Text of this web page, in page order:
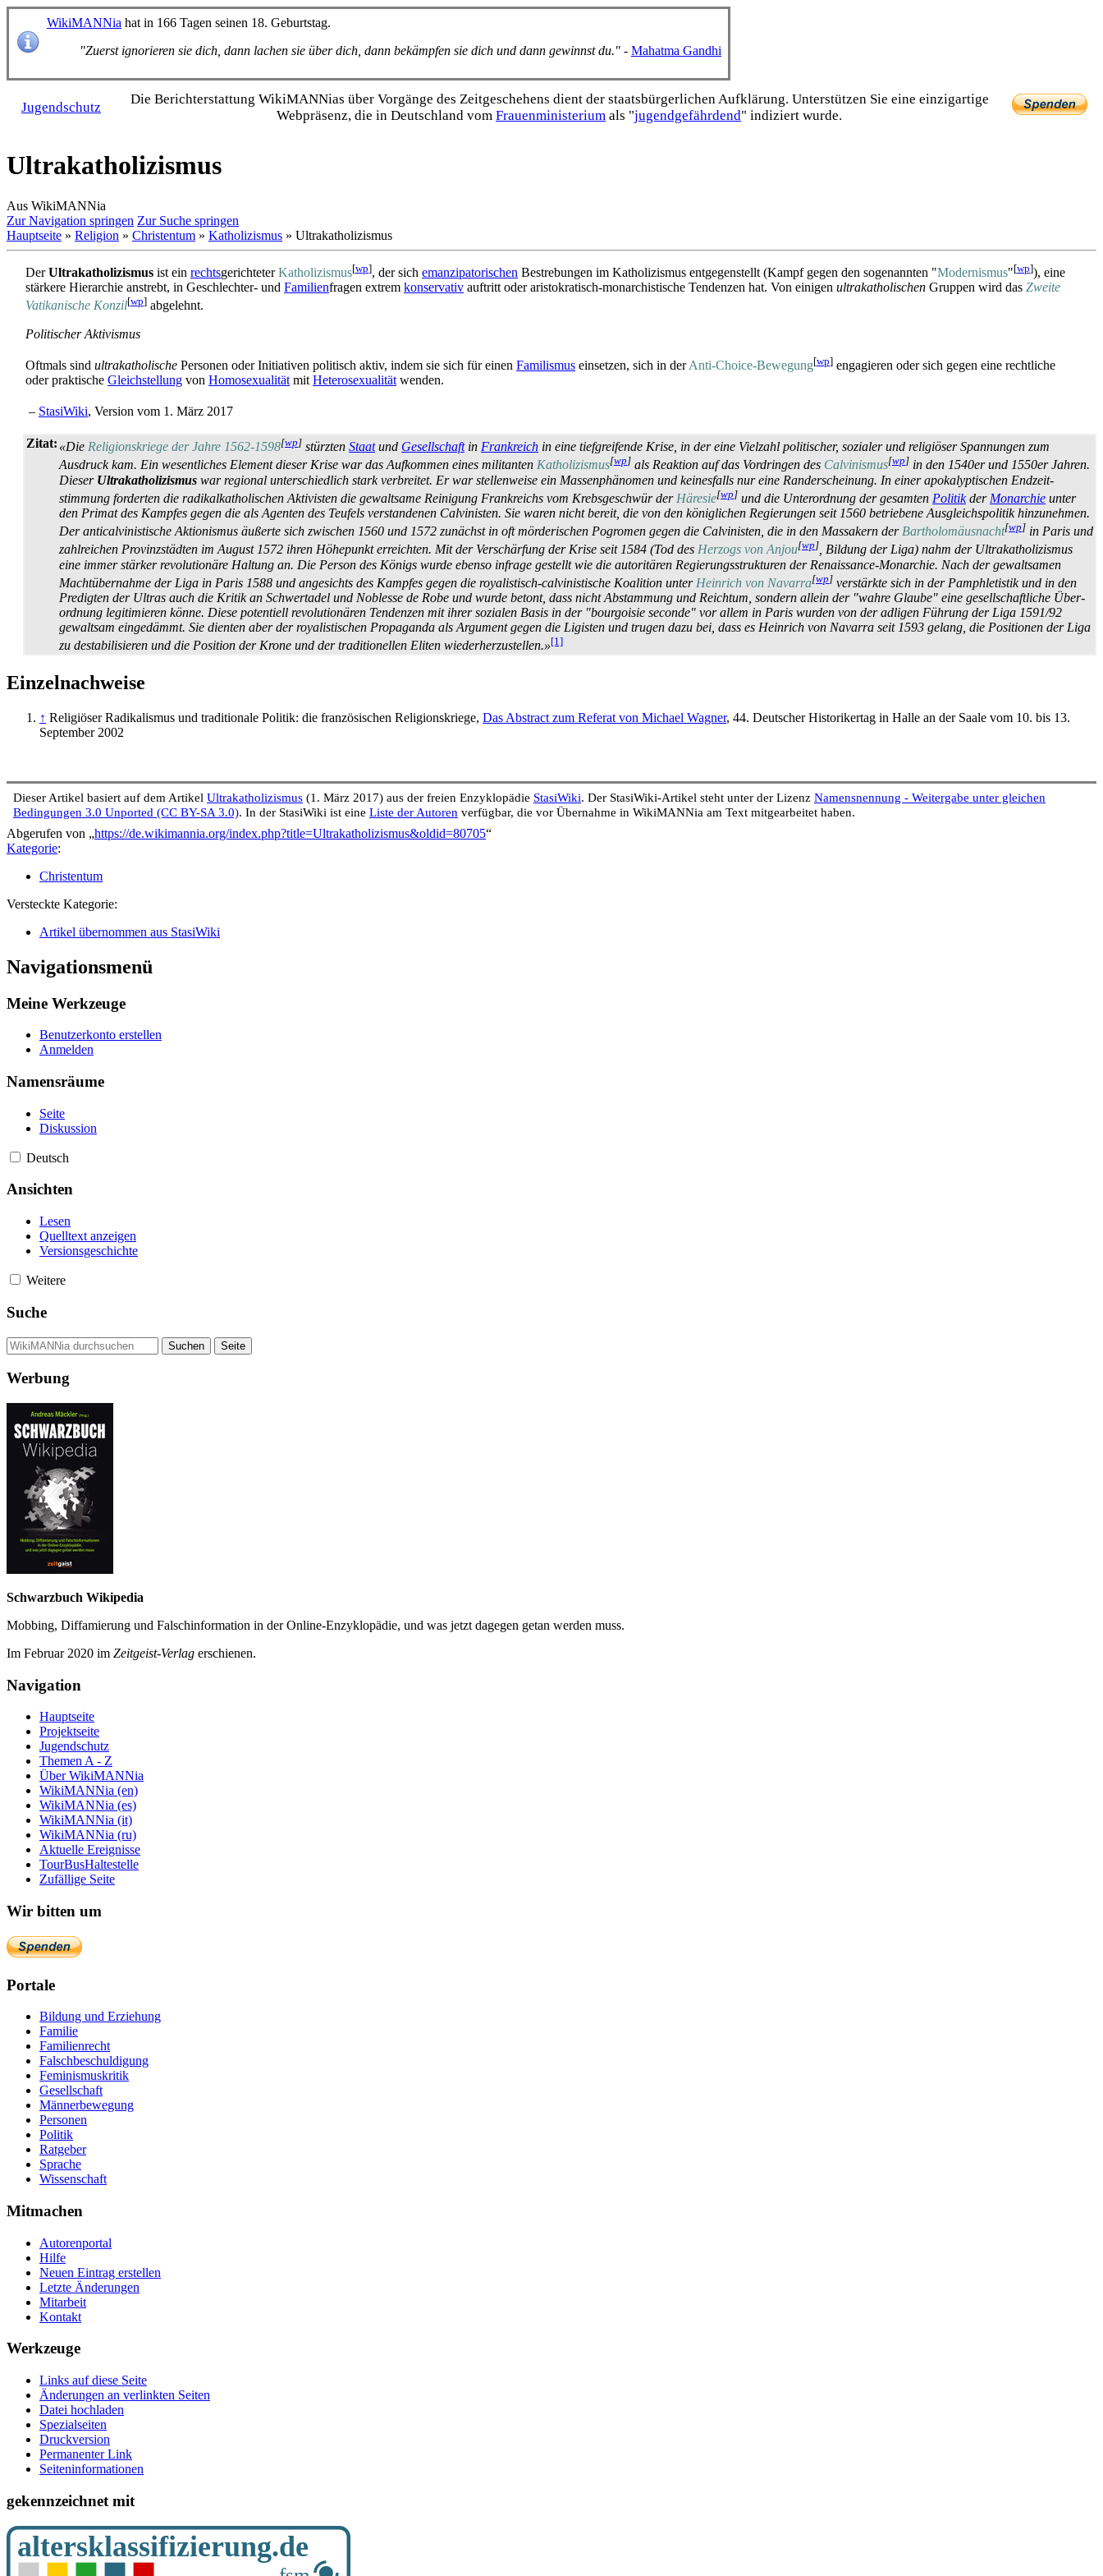
WikiMANNia hat in 166 Tagen seinen 18. Geburtstag.
"Zuerst ignorieren sie dich, dann lachen sie über dich, dann bekämpfen sie dich und dann gewinnst du." - Mahatma Gandhi
Jugendschutz
Die Bericht­erstattung WikiMANNias über Vorgänge des Zeitgeschehens dient der staats­bürgerlichen Aufklärung. Unterstützen Sie eine einzig­artige
Webpräsenz, die in Deutschland vom Frauen­ministerium als "jugend­gefährdend" indiziert wurde.
Ultrakatholizismus
Aus WikiMANNia
Zur Navigation springen Zur Suche springen
Hauptseite » Religion » Christentum » Katholizismus » Ultrakatholizismus
DerUltrakatholizismus ist ein rechts­gerichteterKatholizismus[wp], der sich emanzipatorischen Bestrebungen im Katholizismus entgegenstellt (Kampf gegen den sogenannten "Modernismus"[wp]), eine
stärkere Hierarchie anstrebt, in Geschlechter- und Familien­fragen extrem konservativ auftritt oder aristokratisch-monarchistische Tendenzen hat. Von einigen ultra­katholischen Gruppen wird das Zweite
Vatikanische Konzil[wp] abgelehnt.
Politischer Aktivismus
Oftmals sind ultrakatholische Personen oder Initiativen politisch aktiv, indem sie sich für einen Familismus einsetzen, sich in derAnti-Choice-Bewegung[wp] engagieren oder sich gegen eine rechtliche
oder praktische Gleichstellung von Homosexualität mit Heterosexualität wenden.
– StasiWiki, Version vom 1. März 2017
Zitat: «Die Religionskriege der Jahre 1562-1598[wp] stürzten Staatund Gesellschaftin Frankreich in eine tiefgreifende Krise, in der eine Vielzahl politischer, sozialer und religiöser Spannungen zum
Ausdruck kam. Ein wesentliches Element dieser Krise war das Aufkommen eines militanten Katholizismus[wp] als Reaktion auf das Vordringen des Calvinismus[wp] in den 1540er und 1550er Jahren.
Dieser Ultrakatholizismus war regional unterschiedlich stark verbreitet. Er war stellenweise ein Massen­phänomen und keinesfalls nur eine Rand­erscheinung. In einer apokalyptischen Endzeit­
stimmung forderten die radikal­katholischen Aktivisten die gewaltsame Reinigung Frankreichs vom Krebsgeschwür der Häresie[wp] und die Unterordnung der gesamten Politikder Monarchie unter
den Primat des Kampfes gegen die als Agenten des Teufels verstandenen Calvinisten. Sie waren nicht bereit, die von den königlichen Regierungen seit 1560 betriebene Ausgleichs­politik hinzunehmen.
Der anti­calvinistische Aktionismus äußerte sich zwischen 1560 und 1572 zunächst in oft mörderischen Pogromen gegen die Calvinisten, die in den Massakern der Bartholomäusnacht[wp] in Paris und
zahlreichen Provinz­städten im August 1572 ihren Höhepunkt erreichten. Mit der Verschärfung der Krise seit 1584 (Tod des Herzogs von Anjou[wp], Bildung der Liga) nahm der Ultra­katholizismus
eine immer stärker revolutionäre Haltung an. Die Person des Königs wurde ebenso infrage gestellt wie die autoritären Regierungs­strukturen der Renaissance-Monarchie. Nach der gewaltsamen
Macht­übernahme der Liga in Paris 1588 und angesichts des Kampfes gegen die royalistisch-calvinistische Koalition unter Heinrich von Navarra[wp] verstärkte sich in der Pamphletistik und in den
Predigten der Ultras auch die Kritik an Schwertadel und Noblesse de Robe und wurde betont, dass nicht Abstammung und Reichtum, sondern allein der "wahre Glaube" eine gesellschaftliche Über­
ordnung legitimieren könne. Diese potentiell revolutionären Tendenzen mit ihrer sozialen Basis in der "bourgoisie seconde" vor allem in Paris wurden von der adligen Führung der Liga 1591/92
gewaltsam eingedämmt. Sie dienten aber der royalistischen Propaganda als Argument gegen die Ligisten und trugen dazu bei, dass es Heinrich von Navarra seit 1593 gelang, die Positionen der Liga
zu destabilisieren und die Position der Krone und der traditionellen Eliten wieder­her­zustellen.»[1]
Einzelnachweise
↑ Religiöser Radikalismus und traditionale Politik: die französischen Religionskriege, Das Abstract zum Referat von Michael Wagner, 44. Deutscher Historikertag in Halle an der Saale vom 10. bis 13.
September 2002
Dieser Artikel basiert auf dem Artikel Ultrakatholizismus (1. März 2017) aus der freien Enzyklopädie StasiWiki. Der StasiWiki-Artikel steht unter der Lizenz Namensnennung - Weitergabe unter gleichen
Bedingungen 3.0 Unported (CC BY-SA 3.0). In der StasiWiki ist eine Liste der Autoren verfügbar, die vor Übernahme in WikiMANNia am Text mitgearbeitet haben.
Abgerufen von „https://de.wikimannia.org/index.php?title=Ultrakatholizismus&oldid=80705“
Kategorie:
Christentum
Versteckte Kategorie:
Artikel übernommen aus StasiWiki
Navigationsmenü
Meine Werkzeuge
Benutzerkonto erstellen
Anmelden
Namensräume
Seite
Diskussion
Deutsch
Ansichten
Lesen
Quelltext anzeigen
Versionsgeschichte
Weitere
Suche
Werbung
Schwarzbuch Wikipedia
Mobbing, Diffamierung und Falsch­information in der Online-Enzyklo­pädie, und was jetzt da­gegen getan werden muss.
Im Februar 2020 im Zeit­geist-Verlag erschienen.
Navigation
Hauptseite
Projektseite
Jugendschutz
Themen A - Z
Über WikiMANNia
WikiMANNia (en)
WikiMANNia (es)
WikiMANNia (it)
WikiMANNia (ru)
Aktuelle Ereignisse
TourBusHaltestelle
Zufällige Seite
Wir bitten um
Portale
Bildung und Erziehung
Familie
Familienrecht
Falschbeschuldigung
Feminismuskritik
Gesellschaft
Männerbewegung
Personen
Politik
Ratgeber
Sprache
Wissenschaft
Mitmachen
Autorenportal
Hilfe
Neuen Eintrag erstellen
Letzte Änderungen
Mitarbeit
Kontakt
Werkzeuge
Links auf diese Seite
Änderungen an verlinkten Seiten
Datei hochladen
Spezialseiten
Druckversion
Permanenter Link
Seiten­­informationen
gekennzeichnet mit